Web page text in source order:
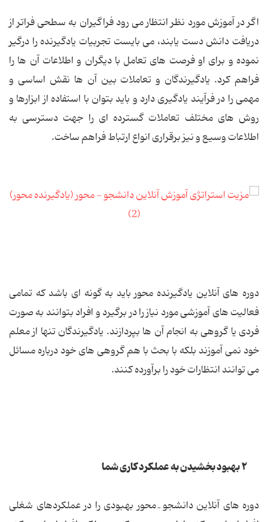
اگر در آموزش مورد نظر انتظار می رود فراگیران به سطحی فراتر از
دریافت دانش دست یابند، می بایست تجربیات یادگیرنده را درگیر
نموده و برای او فرصت های تعامل با دیگران و اطلاعات آن ها را
فراهم کرد. یادگیرندگان و تعاملات بین آن ها نقش اساسی و
مهمی را در فرآیند یادگیری دارد و باید بتوان با استفاده از ابزارها و
روش های مختلف تعاملات گسترده ای را جهت دسترسی به
اطلاعات وسیع و نیز برقراری انواع ارتباط فراهم ساخت.
دوره های آنلاین یادگیرنده محور باید به گونه ای باشد که تمامی
فعالیت های آموزشی مورد نیاز را در برگیرد و افراد بتوانند به صورت
فردی یا گروهی به انجام آن ها بپردازند. یادگیرندگان تنها از معلم
خود نمی آموزند بلکه با بحث با هم گروهی های خود درباره مسائل
می توانند انتظارات خود را برآورده کنند.
٢ بهبود بخشیدن به عملکرد کاری شما
دوره های آنلاین دانشجو ٓ محور بهبودی را در عملکردهای شغلی